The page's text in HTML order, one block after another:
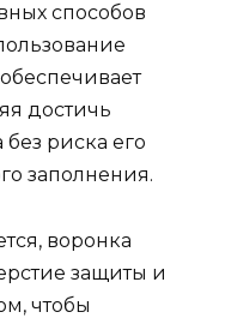
способов
достичь
риска его
заполнения.
воронка
защиты и
чтобы